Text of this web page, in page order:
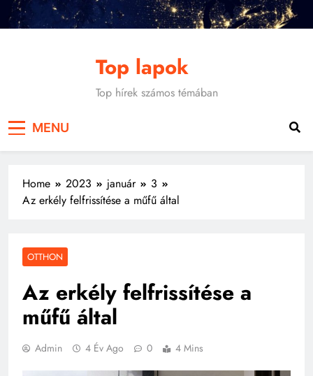
Skip
Top lapok
Top hírek számos témában
MENU
Home 2023 január
3
Az erkély felfrissítése a műfű által
OTTHON
Az erkély felfrissítése a
műfű által
Admin 4 Év Ago 0 4 Mins